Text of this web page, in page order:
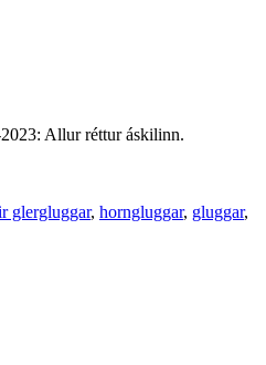
Allur réttur áskilinn.
glergluggar, horngluggar, gluggar,